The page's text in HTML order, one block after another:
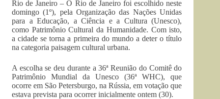
Rio de Janeiro – O Rio de Janeiro foi escolhido neste
domingo (1º), pela Organização das Nações Unidas
para a Educação, a Ciência e a Cultura (Unesco),
como Patrimônio Cultural da Humanidade. Com isto,
a cidade se torna a primeira do mundo a deter o título
na categoria paisagem cultural urbana.
A escolha se deu durante a 36ª Reunião do Comitê do
Patrimônio Mundial da Unesco (36ª WHC), que
ocorre em São Petersburgo, na Rússia, em votação que
estava prevista para ocorrer inicialmente ontem (30).